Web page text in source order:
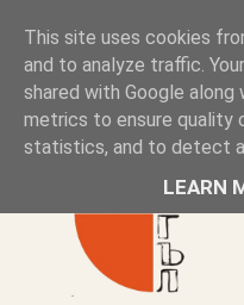
Книжен
Блог на книжарницата —
ул. „Оборище" 117,
This site uses cookies
and to analyze traffic.
shared with Google
metrics to ensure quality
statistics, and to detect
LEARN